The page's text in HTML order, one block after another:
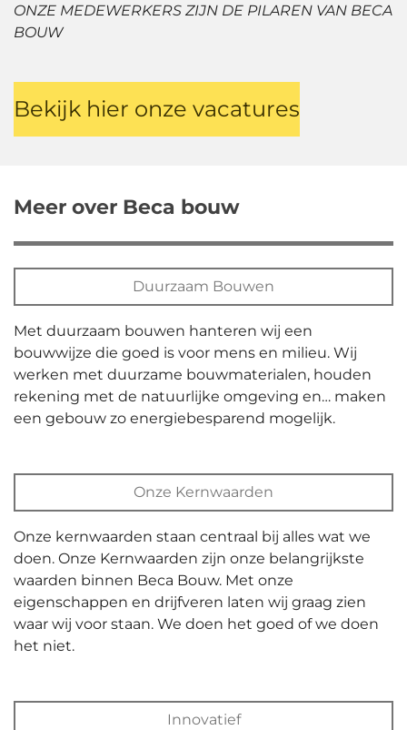
ONZE MEDEWERKERS ZIJN DE PILAREN VAN BECA
BOUW
Bekijk hier onze vacatures
Meer over Beca bouw
Duurzaam Bouwen
Met duurzaam bouwen hanteren wij een
bouwwijze die goed is voor mens en milieu. Wij
werken met duurzame bouwmaterialen, houden
rekening met de natuurlijke omgeving en… maken
een gebouw zo energiebesparend mogelijk.
Onze Kernwaarden
Onze kernwaarden staan centraal bij alles wat we
doen. Onze Kernwaarden zijn onze belangrijkste
waarden binnen Beca Bouw. Met onze
eigenschappen en drijfveren laten wij graag zien
waar wij voor staan. We doen het goed of we doen
het niet.
Innovatief